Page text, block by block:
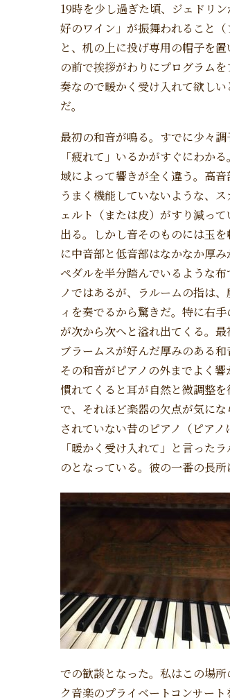
19時を少し過ぎた頃、ジェドリ
好のワイン」が振舞われること
と、机の上に投げ専用の帽子を
の前で挨拶がわりにプログラム
奏なので暖かく受け入れて欲し
だ。
最初の和音が鳴る。すでに少々
「疲れて」いるかがすぐにわか
域によって響きが全く違う。高
うまく機能していないような、
ェルト（または皮）がすり減っ
出る。しかし音そのものには玉
に中音部と低音部はなかなか厚
ペダルを半分踏んでいるような
ノではあるが、ラルームの指は
ィを奏でるから驚きだ。特に右
が次から次へと溢れ出てくる。
ブラームスが好んだ厚みのある
その和音がピアノの外までよく
慣れてくると耳が自然と微調整
で、それほど楽器の欠点が気に
されていない昔のピアノ（ピア
「暖かく受け入れて」と言った
のとなっている。彼の一番の長
での歓談となった。私はこの場
ク音楽のプライベートコンサー